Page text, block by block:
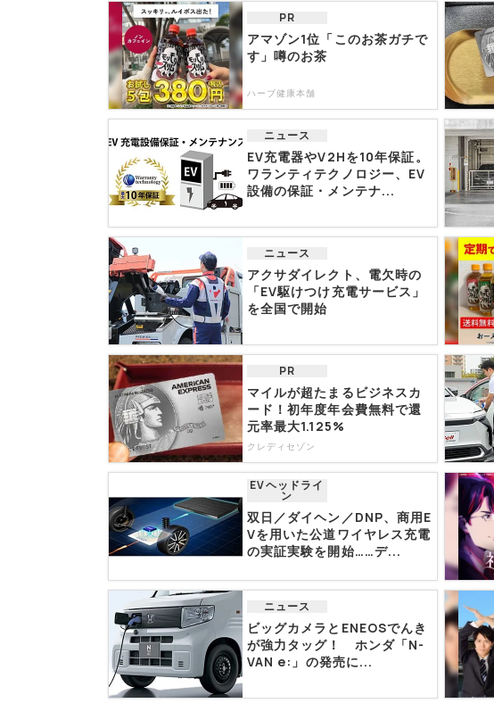
PR
アマゾン1位「このお茶ガチで
す」噂のお茶
ハーブ健康本舗
ニュース
EV充電器やV2Hを10年保証。
ワランティテクノロジー、EV
設備の保証・メンテナ...
ニュース
アクサダイレクト、電欠時の
「EV駆けつけ充電サービス」
を全国で開始
PR
マイルが超たまるビジネスカ
ード！初年度年会費無料で還
元率最大1.125%
クレディセゾン
EVヘッドライ
ン
双日／ダイヘン／DNP、商用E
Vを用いた公道ワイヤレス充電
の実証実験を開始……デ...
ニュース
ビッグカメラとENEOSでんき
が強力タッグ！ ホンダ「N-
VAN e:」の発売に...